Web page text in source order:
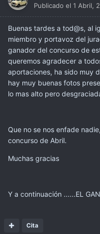
Publicado el 1 Abril,
Buenas tardes a tod@s, al
miembro y portavoz del
ganador del concurso de
queremos agradecer a
aportaciones, ha sido muy
hay muy buenas fotos
lo mas alto pero
Que no se nos enfade
concurso de Abril.
Muchas gracias
Y a continuación ......EL
Cita